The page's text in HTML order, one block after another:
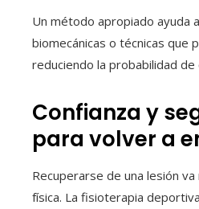
Un método apropiado ayuda
biomecánicas o técnicas que
reduciendo la probabilidad
Confianza y
para volver a
Recuperarse de una lesión va
física. La fisioterapia